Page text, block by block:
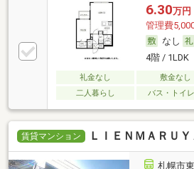
6.30万円
管理費
なし
4階 / 1LDK
礼金なし 敷金なし
二人暮らし
バス・トイ
賃貸マンション ＬＩＥＮＭＡＲＵＹ
札幌市